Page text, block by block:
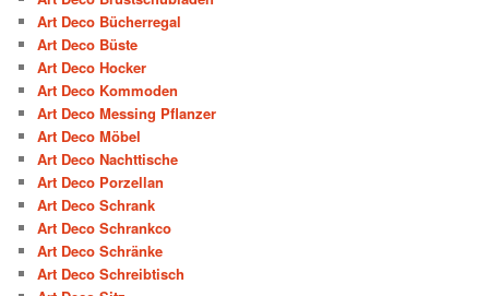
Art Deco Bücherregal
Art Deco Büste
Art Deco Hocker
Art Deco Kommoden
Art Deco Messing Pflanzer
Art Deco Möbel
Art Deco Nachttische
Art Deco Porzellan
Art Deco Schrank
Art Deco Schrankco
Art Deco Schränke
Art Deco Schreibtisch